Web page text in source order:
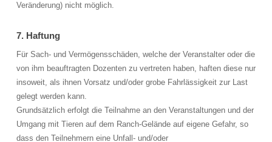
Veränderung) nicht möglich.
7. Haftung
Für Sach- und Vermögensschäden, welche der Veranstalter oder die
von ihm beauftragten Dozenten zu vertreten haben, haften diese nur
insoweit, als ihnen Vorsatz und/oder grobe Fahrlässigkeit zur Last
gelegt werden kann.
Grundsätzlich erfolgt die Teilnahme an den Veranstaltungen und der
Umgang mit Tieren auf dem Ranch-Gelände auf eigene Gefahr, so
dass den Teilnehmern eine Unfall- und/oder